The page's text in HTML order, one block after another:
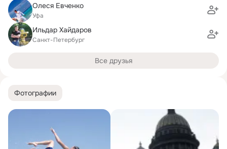
Фотографии
Олеся Евченко
Уфа
Ильдар Хайдаров
Санкт-Петербург
Все друзья